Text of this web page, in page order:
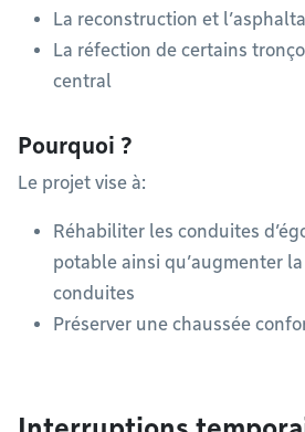
La reconstruction et
La réfection de certains
central
Pourquoi ?
Le projet vise à:
Réhabiliter les conduites
potable ainsi qu’augmenter
conduites
Préserver une chaussée